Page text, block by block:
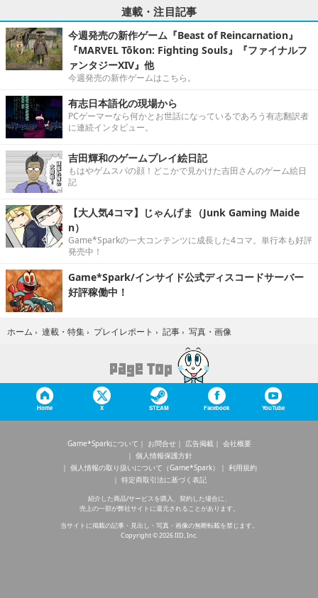
連載・注目記事
今週発売の新作ゲーム『Beast of Reincarnation』
『MARVEL Tōkon: Fighting Souls』『ファイナルフ
ァンタジーXIV』他
今週発売の新作ゲームはこちら。
有志日本語化の現場から
PCゲーマーなら何かとお世話になっているであろう有志翻訳者
に連続インタビュー。
吉田輝和のゲームプレイ絵日記
もはやゲムスパの顔！どこかで見かけた吉田さんのゲーム絵日
記
【大人気4コマ】じゃんげま（Junk Gaming Maide
n）
Game*Sparkの一大コンテンツに成長した4コマ。単行本も好評
発売中！
Game*Spark/インサイド公式ディスコードサーバー
好評稼働中！
ホーム › 連載・特集 › プレイレポート › 記事 › 写真・画像
Home X STEAM Facebook YouTube
Game*Sparkについて お問合せ 広告掲載
会社概要
個人情報保護方針
個人情報の取り扱いについて（Game*Spark）
利用規約
特定商取引法に基づく表記
紹介した商品/サービスを購入、契約した場合に、
売上の一部が弊社サイトに還元されることがあります。
当サイトに掲載の記事・見出し・写真・画像の無断転載を禁じます。
Copyright © 2026 IID, Inc.